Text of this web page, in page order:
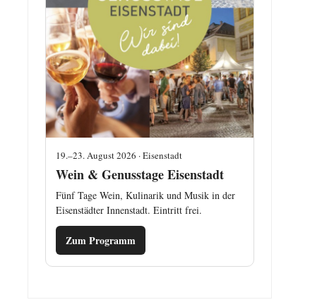
19.–23. August 2026 · Eisenstadt
Wein & Genusstage Eisenstadt
Fünf Tage Wein, Kulinarik und Musik in der
Eisenstädter Innenstadt. Eintritt frei.
Zum Programm